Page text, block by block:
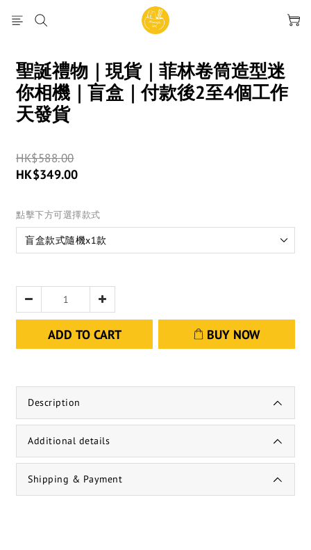
聖誕禮物｜現貨｜菲林卷筒造型迷
你相機｜盲盒｜付款後2至4個工作
天發貨
HK$588.00
HK$349.00
點擊下方可選擇款式
ADD TO CART BUY NOW
Description
Additional details
Shipping & Payment